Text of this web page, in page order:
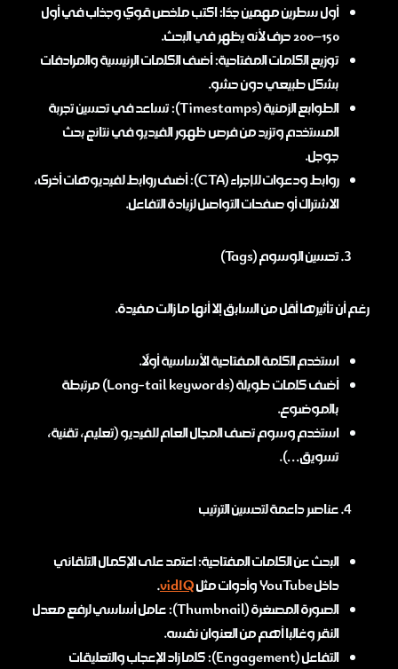
أول سطرين مهمين جدًا: اكتب ملخص قوي وجذاب في أول
150–200 حرف لأنه يظهر في البحث.
توزيع الكلمات المفتاحية: أضف الكلمات الرئيسية والمرادفات
بشكل طبيعي دون حشو.
الطوابع الزمنية (Timestamps): تساعد في تحسين تجربة
المستخدم وتزيد من فرص ظهور الفيديو في نتائج بحث
جوجل.
روابط ودعوات للإجراء (CTA): أضف روابط لفيديوهات أخرى،
الاشتراك أو صفحات التواصل لزيادة التفاعل.
تحسين الوسوم (Tags)
رغم أن تأثيرها أقل من السابق إلا أنها ما زالت مفيدة.
استخدم الكلمة المفتاحية الأساسية أولًا.
أضف كلمات طويلة (Long-tail keywords) مرتبطة
بالموضوع.
استخدم وسوم تصف المجال العام للفيديو (تعليم، تقنية،
تسويق…).
عناصر داعمة لتحسين الترتيب
البحث عن الكلمات المفتاحية: اعتمد على الإكمال التلقائي
داخل YouTube وأدوات مثل
vidIQ
.
الصورة المصغرة (Thumbnail): عامل أساسي لرفع معدل
النقر وغالبا أهم من العنوان نفسه.
التفاعل (Engagement): كلما زاد الإعجاب والتعليقات